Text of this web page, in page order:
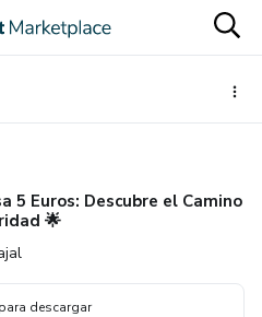
5 Euros: Descubre el Camino
🌟
descargar